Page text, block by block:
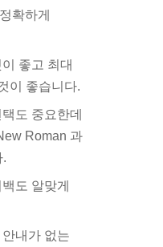
확하게
좋고 최대
이 좋습니다.
도 중요한데
Roman 과
.
도 알맞게
내가 없는